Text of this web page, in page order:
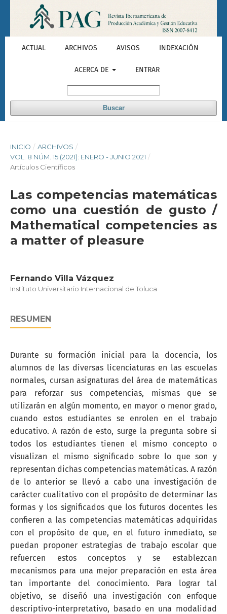
ACTUAL ARCHIVOS AVISOS INDEXACIÓN
ACERCA DE ENTRAR
Buscar
INICIO / ARCHIVOS /
VOL. 8 NÚM. 15 (2021): ENERO - JUNIO 2021 /
Artículos Científicos
Las competencias matemáticas
como una cuestión de gusto /
Mathematical competencies as
a matter of pleasure
Fernando Villa Vázquez
Instituto Universitario Internacional de Toluca
RESUMEN
Durante su formación inicial para la docencia, los
alumnos de las diversas licenciaturas en las escuelas
normales, cursan asignaturas del área de matemáticas
para reforzar sus competencias, mismas que se
utilizarán en algún momento, en mayor o menor grado,
cuando estos estudiantes se enrolen en el trabajo
educativo. A razón de esto, surge la pregunta sobre si
todos los estudiantes tienen el mismo concepto o
visualizan el mismo significado sobre lo que son y
representan dichas competencias matemáticas. A razón
de lo anterior se llevó a cabo una investigación de
carácter cualitativo con el propósito de determinar las
formas y los significados que los futuros docentes les
confieren a las competencias matemáticas adquiridas
con el propósito de que, en el futuro inmediato, se
puedan proponer estrategias de trabajo escolar que
refuercen estos conceptos y se establezcan
mecanismos para una mejor preparación en esta área
tan importante del conocimiento. Para lograr tal
objetivo, se diseñó una investigación con enfoque
descriptivo-interpretativo, basado en una modalidad